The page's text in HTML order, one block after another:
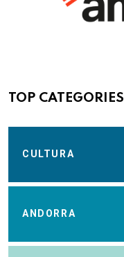
TOP CATEGORIES
CULTURA
ANDORRA